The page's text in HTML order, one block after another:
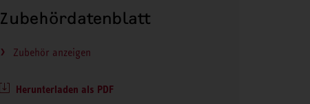
Zubehördatenblatt
Zubehör anzeigen
Herunterladen als PDF